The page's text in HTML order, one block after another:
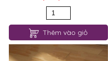
Thêm vào giỏ